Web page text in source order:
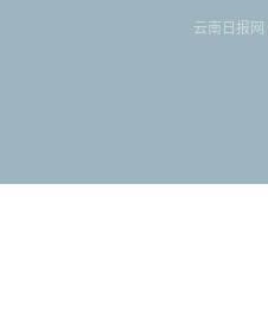
云南日报网